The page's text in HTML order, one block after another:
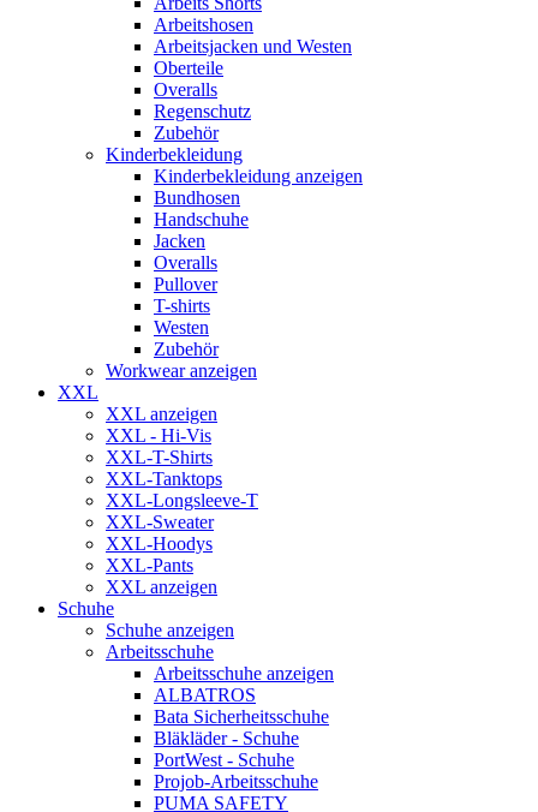
Arbeitshosen
Arbeitsjacken und Westen
Oberteile
Overalls
Regenschutz
Zubehör
Kinderbekleidung
Kinderbekleidung anzeigen
Bundhosen
Handschuhe
Jacken
Overalls
Pullover
T-shirts
Westen
Zubehör
Workwear anzeigen
XXL
XXL anzeigen
XXL - Hi-Vis
XXL-T-Shirts
XXL-Tanktops
XXL-Longsleeve-T
XXL-Sweater
XXL-Hoodys
XXL-Pants
XXL anzeigen
Schuhe
Schuhe anzeigen
Arbeitsschuhe
Arbeitsschuhe anzeigen
ALBATROS
Bata Sicherheitsschuhe
Bläkläder - Schuhe
PortWest - Schuhe
Projob-Arbeitsschuhe
PUMA SAFETY